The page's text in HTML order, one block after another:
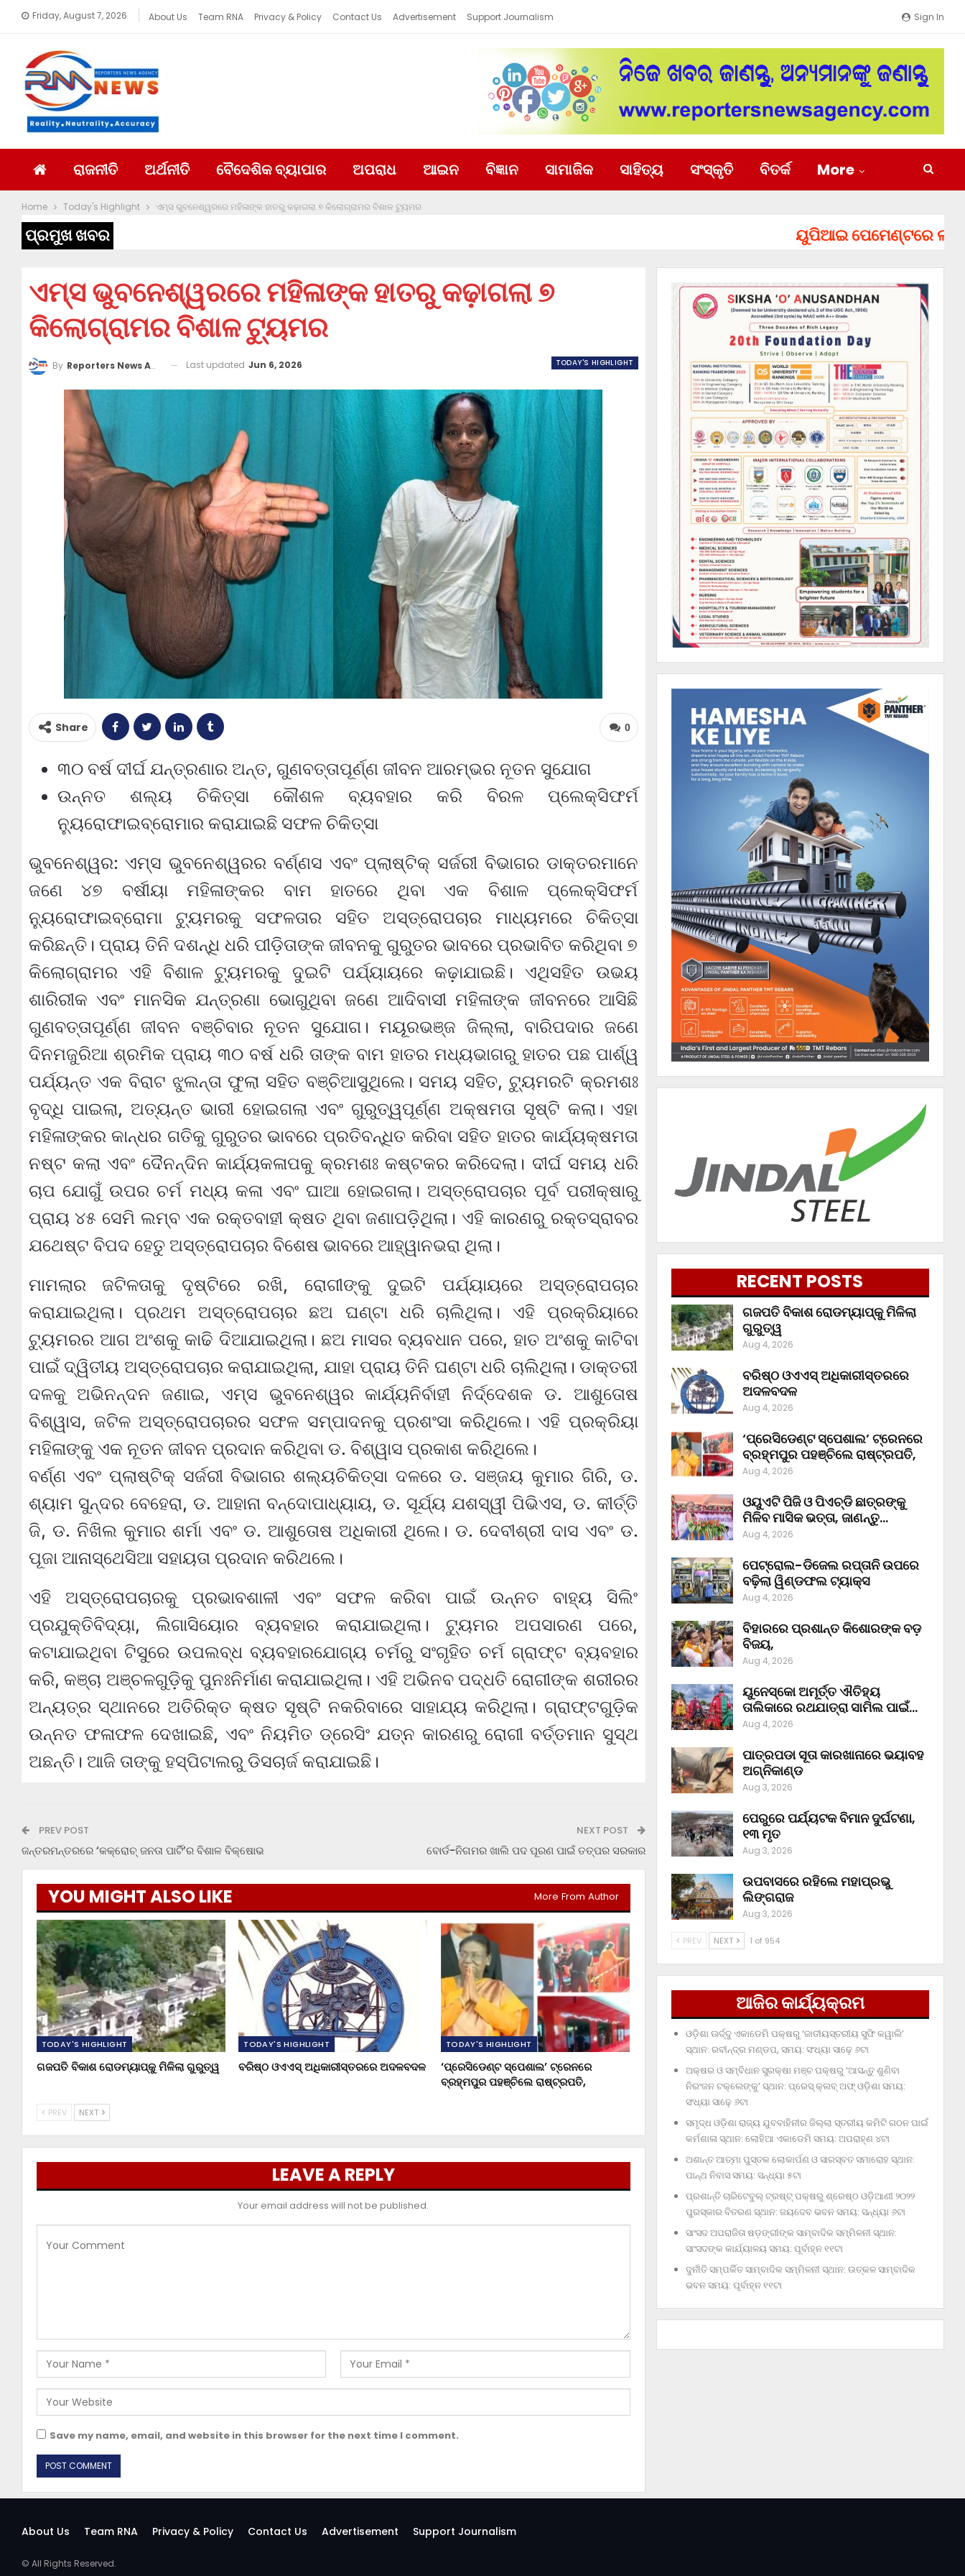
Sign In
Friday, August 7, 2026 About Us Team RNA Privacy & Policy Contact Us Advertisement Support Journalism
ରାଜନୀତି ଅର୍ଥନୀତି ବୈଦେଶିକ ବ୍ୟାପାର ଅପରାଧ ଆଇନ ବିଜ୍ଞାନ ସାମାଜିକ ସାହିତ୍ୟ ସଂସ୍କୃତି ବିତର୍କ More
Home Today's Highlight ଏମ୍ସ ଭୁବନେଶ୍ୱରରେ ମହିଳାଙ୍କ ହାତରୁ କଢ଼ାଗଲା ୭ କିଲୋଗ୍ରାମର ବିଶାଳ ଟ୍ୟୁମର
ପ୍ରମୁଖ ଖବର ୟୁପିଆଇ ପେମେଣ୍ଟରେ ଲାଗିପାରେ
ଏମ୍ସ ଭୁବନେଶ୍ୱରରେ ମହିଳାଙ୍କ ହାତରୁ କଢ଼ାଗଲା ୭
କିଲୋଗ୍ରାମର ବିଶାଳ ଟ୍ୟୁମର
TODAY'S HIGHLIGHT
By Reporters News Agency Last updated Jun 6, 2026
0
Share
୩୦ ବର୍ଷ ଦୀର୍ଘ ଯନ୍ତ୍ରଣାର ଅନ୍ତ, ଗୁଣବତ୍ତାପୂର୍ଣ୍ଣ ଜୀବନ ଆରମ୍ଭର ନୂତନ ସୁଯୋଗ
ଉନ୍ନତ ଶଲ୍ୟ ଚିକିତ୍ସା କୌଶଳ ବ୍ୟବହାର କରି ବିରଳ ପ୍ଲେକ୍ସିଫର୍ମ
ନ୍ୟୁରୋଫାଇବ୍ରୋମାର କରାଯାଇଛି ସଫଳ ଚିକିତ୍ସା
ଭୁବନେଶ୍ୱର: ଏମ୍ସ ଭୁବନେଶ୍ୱରର ବର୍ଣ୍ଣସ ଏବଂ ପ୍ଲାଷ୍ଟିକ୍ ସର୍ଜରୀ ବିଭାଗର ଡାକ୍ତରମାନେ
ଜଣେ ୪୭ ବର୍ଷୀୟା ମହିଳାଙ୍କର ବାମ ହାତରେ ଥିବା ଏକ ବିଶାଳ ପ୍ଲେକ୍ସିଫର୍ମ
ନ୍ୟୁରୋଫାଇବ୍ରୋମା ଟ୍ୟୁମରକୁ ସଫଳତାର ସହିତ ଅସ୍ତ୍ରୋପଚାର ମାଧ୍ୟମରେ ଚିକିତ୍ସା
କରିଛନ୍ତି। ପ୍ରାୟ ତିନି ଦଶନ୍ଧି ଧରି ପୀଡ଼ିତାଙ୍କ ଜୀବନକୁ ଗୁରୁତର ଭାବରେ ପ୍ରଭାବିତ କରିଥିବା ୭
କିଲୋଗ୍ରାମର ଏହି ବିଶାଳ ଟ୍ୟୁମରକୁ ଦୁଇଟି ପର୍ଯ୍ୟାୟରେ କଢ଼ାଯାଇଛି। ଏଥିସହିତ ଉଭୟ
ଶାରିରୀକ ଏବଂ ମାନସିକ ଯନ୍ତ୍ରଣା ଭୋଗୁଥିବା ଜଣେ ଆଦିବାସୀ ମହିଳାଙ୍କ ଜୀବନରେ ଆସିଛି
ଗୁଣବତ୍ତାପୂର୍ଣ୍ଣ ଜୀବନ ବଞ୍ଚିବାର ନୂତନ ସୁଯୋଗ। ମୟୂରଭଞ୍ଜ ଜିଲ୍ଲା, ବାରିପଦାର ଜଣେ
ଦିନମଜୁରିଆ ଶ୍ରମିକ ପ୍ରାୟ ୩୦ ବର୍ଷ ଧରି ତାଙ୍କ ବାମ ହାତର ମଧ୍ୟଭାଗରୁ ହାତର ପଛ ପାର୍ଶ୍ୱ
ପର୍ଯ୍ୟନ୍ତ ଏକ ବିରାଟ ଝୁଲନ୍ତା ଫୁଲା ସହିତ ବଞ୍ଚିଆସୁଥିଲେ। ସମୟ ସହିତ, ଟ୍ୟୁମରଟି କ୍ରମଶଃ
ବୃଦ୍ଧି ପାଇଲା, ଅତ୍ୟନ୍ତ ଭାରୀ ହୋଇଗଲା ଏବଂ ଗୁରୁତ୍ୱପୂର୍ଣ୍ଣ ଅକ୍ଷମତା ସୃଷ୍ଟି କଲା। ଏହା
ମହିଳାଙ୍କର କାନ୍ଧର ଗତିକୁ ଗୁରୁତର ଭାବରେ ପ୍ରତିବନ୍ଧିତ କରିବା ସହିତ ହାତର କାର୍ଯ୍ୟକ୍ଷମତା
ନଷ୍ଟ କଲା ଏବଂ ଦୈନନ୍ଦିନ କାର୍ଯ୍ୟକଳାପକୁ କ୍ରମଶଃ କଷ୍ଟକର କରିଦେଲା। ଦୀର୍ଘ ସମୟ ଧରି
ଚାପ ଯୋଗୁଁ ଉପର ଚର୍ମ ମଧ୍ୟ କଳା ଏବଂ ଘାଆ ହୋଇଗଲା। ଅସ୍ତ୍ରୋପଚାର ପୂର୍ବ ପରୀକ୍ଷାରୁ
ପ୍ରାୟ ୪୫ ସେମି ଲମ୍ବ ଏକ ରକ୍ତବାହୀ କ୍ଷତ ଥିବା ଜଣାପଡ଼ିଥିଲା। ଏହି କାରଣରୁ ରକ୍ତସ୍ରାବର
ଯଥେଷ୍ଟ ବିପଦ ହେତୁ ଅସ୍ତ୍ରୋପଚାର ବିଶେଷ ଭାବରେ ଆହ୍ୱାନଭରା ଥିଲା।
ମାମଲାର ଜଟିଳତାକୁ ଦୃଷ୍ଟିରେ ରଖି, ରୋଗୀଙ୍କୁ ଦୁଇଟି ପର୍ଯ୍ୟାୟରେ ଅସ୍ତ୍ରୋପଚାର
କରାଯାଇଥିଲା। ପ୍ରଥମ ଅସ୍ତ୍ରୋପଚାର ଛଅ ଘଣ୍ଟା ଧରି ଚାଲିଥିଲା। ଏହି ପ୍ରକ୍ରିୟାରେ
ଟ୍ୟୁମରର ଆଗ ଅଂଶକୁ କାଢି ଦିଆଯାଇଥିଲା। ଛଅ ମାସର ବ୍ୟବଧାନ ପରେ, ହାତ ଅଂଶକୁ କାଟିବା
ପାଇଁ ଦ୍ୱିତୀୟ ଅସ୍ତ୍ରୋପଚାର କରାଯାଇଥିଲା, ଯାହା ପ୍ରାୟ ତିନି ଘଣ୍ଟା ଧରି ଚାଲିଥିଲା। ଡାକ୍ତରୀ
ଦଳକୁ ଅଭିନନ୍ଦନ ଜଣାଇ, ଏମ୍ସ ଭୁବନେଶ୍ୱର କାର୍ଯ୍ୟନିର୍ବାହୀ ନିର୍ଦ୍ଦେଶକ ଡ. ଆଶୁତୋଷ
ବିଶ୍ୱାସ, ଜଟିଳ ଅସ୍ତ୍ରୋପଚାରର ସଫଳ ସମ୍ପାଦନକୁ ପ୍ରଶଂସା କରିଥିଲେ। ଏହି ପ୍ରକ୍ରିୟା
ମହିଳାଙ୍କୁ ଏକ ନୂତନ ଜୀବନ ପ୍ରଦାନ କରିଥିବା ଡ. ବିଶ୍ୱାସ ପ୍ରକାଶ କରିଥିଲେ।
ବର୍ଣ୍ଣ ଏବଂ ପ୍ଲାଷ୍ଟିକ୍ ସର୍ଜରୀ ବିଭାଗର ଶଲ୍ୟଚିକିତ୍ସା ଦଳରେ ଡ. ସଞ୍ଜୟ କୁମାର ଗିରି, ଡ.
ଶ୍ୟାମ ସୁନ୍ଦର ବେହେରା, ଡ. ଆହାନା ବନ୍ଦୋପାଧ୍ୟାୟ, ଡ. ସୂର୍ଯ୍ୟ ଯଶସ୍ୱୀ ପିଭିଏସ, ଡ. କୀର୍ତ୍ତି
ଜି, ଡ. ନିଖିଲ କୁମାର ଶର୍ମା ଏବଂ ଡ. ଆଶୁତୋଷ ଅଧିକାରୀ ଥିଲେ। ଡ. ଦେବୀଶ୍ରୀ ଦାସ ଏବଂ ଡ.
ପୂଜା ଆନାସ୍ଥେସିଆ ସହାୟତା ପ୍ରଦାନ କରିଥଲେ।
ଏହି ଅସ୍ତ୍ରୋପଚାରକୁ ପ୍ରଭାବଶାଳୀ ଏବଂ ସଫଳ କରିବା ପାଇଁ ଉନ୍ନତ ବାହ୍ୟ ସିଲିଂ
ପ୍ରଯୁକ୍ତିବିଦ୍ୟା, ଲିଗାସିୟୋର ବ୍ୟବହାର କରାଯାଇଥିଲା। ଟ୍ୟୁମର ଅପସାରଣ ପରେ,
କଟାଯାଇଥିବା ଟିସୁରେ ଉପଲବ୍ଧ ବ୍ୟବହାରଯୋଗ୍ୟ ଚର୍ମରୁ ସଂଗୃହିତ ଚର୍ମ ଗ୍ରାଫ୍ଟ ବ୍ୟବହାର
କରି, କଞ୍ଚା ଅଞ୍ଚଳଗୁଡ଼ିକୁ ପୁନଃନିର୍ମାଣ କରାଯାଇଥିଲା। ଏହି ଅଭିନବ ପଦ୍ଧତି ରୋଗୀଙ୍କ ଶରୀରର
ଅନ୍ୟତ୍ର ସ୍ଥାନରେ ଅତିରିକ୍ତ କ୍ଷତ ସୃଷ୍ଟି ନକରିବାରେ ସାହାଯ୍ୟ କରିଥିଲା। ଗ୍ରାଫ୍ଟଗୁଡ଼ିକ
ଉନ୍ନତ ଫଳାଫଳ ଦେଖାଇଛି, ଏବଂ ନିୟମିତ ଡ୍ରେସିଂ ଯତ୍ନ କାରଣରୁ ରୋଗୀ ବର୍ତ୍ତମାନ ସୁସ୍ଥ
ଅଛନ୍ତି। ଆଜି ତାଙ୍କୁ ହସ୍ପିଟାଲରୁ ଡିସଚାର୍ଜ କରାଯାଇଛି।
PREV POST
ଜନ୍ତରମନ୍ତରରେ ‘କକ୍ରୋଚ୍ ଜନତା ପାର୍ଟି’ର ବିଶାଳ ବିକ୍ଷୋଭ
NEXT POST
ବୋର୍ଡ-ନିଗମର ଖାଲି ପଦ ପୂରଣ ପାଇଁ ତତ୍ପର ସରକାର
YOU MIGHT ALSO LIKE More From Author
TODAY'S HIGHLIGHT
ଗଜପତି ବିକାଶ ରୋଡମ୍ୟାପ୍‌କୁ ମିଳିଲା ଗୁରୁତ୍ୱ
TODAY'S HIGHLIGHT
ବରିଷ୍ଠ ଓଏଏସ୍‌ ଅଧିକାରୀସ୍ତରରେ ଅଦଳବଦଳ
TODAY'S HIGHLIGHT
‘ପ୍ରେସିଡେଣ୍ଟ ସ୍ପେଶାଲ’ ଟ୍ରେନରେ
ବ୍ରହ୍ମପୁର ପହଞ୍ଚିଲେ ରାଷ୍ଟ୍ରପତି,
PREV NEXT
LEAVE A REPLY
Your email address will not be published.
Save my name, email, and website in this browser for the next time I comment.
RECENT POSTS
ଗଜପତି ବିକାଶ ରୋଡମ୍ୟାପ୍‌କୁ ମିଳିଲା
ଗୁରୁତ୍ୱ
Aug 4, 2026
ବରିଷ୍ଠ ଓଏଏସ୍‌ ଅଧିକାରୀସ୍ତରରେ
ଅଦଳବଦଳ
Aug 4, 2026
‘ପ୍ରେସିଡେଣ୍ଟ ସ୍ପେଶାଲ’ ଟ୍ରେନରେ
ବ୍ରହ୍ମପୁର ପହଞ୍ଚିଲେ ରାଷ୍ଟ୍ରପତି,
Aug 4, 2026
ଓୟୁଏଟି ପିଜି ଓ ପିଏଚ୍‌ଡି ଛାତ୍ରଙ୍କୁ
ମିଳିବ ମାସିକ ଭତ୍ତା, ଜାଣନ୍ତୁ…
Aug 4, 2026
ପେଟ୍ରୋଲ-ଡିଜେଲ ରପ୍ତାନି ଉପରେ
ବଢ଼ିଲା ୱିଣ୍ଡଫଲ ଟ୍ୟାକ୍ସ
Aug 4, 2026
ବିହାରରେ ପ୍ରଶାନ୍ତ କିଶୋରଙ୍କ ବଡ଼
ବିଜୟ,
Aug 4, 2026
ୟୁନେସ୍କୋ ଅମୂର୍ତ୍ତ ଐତିହ୍ୟ
ତାଲିକାରେ ରଥଯାତ୍ରା ସାମିଲ ପାଇଁ…
Aug 4, 2026
ପାତ୍ରପଡା ସୂତା କାରଖାନାରେ ଭୟାବହ
ଅଗ୍ନିକାଣ୍ଡ
Aug 3, 2026
ପେରୁରେ ପର୍ଯ୍ୟଟକ ବିମାନ ଦୁର୍ଘଟଣା,
୧୩ ମୃତ
Aug 3, 2026
ଉପବାସରେ ରହିଲେ ମହାପ୍ରଭୁ
ଲିଙ୍ଗରାଜ
Aug 3, 2026
PREV NEXT 1 of 954
ଆଜିର କାର୍ଯ୍ୟକ୍ରମ
ଓଡ଼ିଶା ଊର୍ଦ୍ଦୁ ଏକାଡେମି ପକ୍ଷରୁ ‘ଜାତୀୟସ୍ତରୀୟ ସୁଫି କୱାଲି’
ସ୍ଥାନ: ରବୀନ୍ଦ୍ର ମଣ୍ଡପ, ସମୟ: ସଂଧ୍ୟା ସାଢ଼େ ୬ଟା
ଅକ୍ଷର ଓ ସମ୍ବିଧାନ ସୁରକ୍ଷା ମଞ୍ଚ ପକ୍ଷରୁ ‘ଆସନ୍ତୁ ଶୁଣିବା
ନିରଂଜନ ଟକ୍‌ଲେଙ୍କୁ’ ସ୍ଥାନ: ପ୍ରେସ୍‌ କ୍ଲବ୍‌ ଅଫ୍‌ ଓଡ଼ିଶା ସମୟ:
ସଂଧ୍ୟା ସାଢ଼େ ୬ଟା
ସମୃଦ୍ଧ ଓଡ଼ିଶା ରାଜ୍ୟ ଯୁବବାହିନୀର ଜିଲ୍ଲା ସ୍ତରୀୟ କମିଟି ଗଠନ ପାଇଁ
କର୍ମଶାଳା ସ୍ଥାନ: ଲୋହିଆ ଏକାଡେମି ସମୟ: ଅପରାହ୍‌ଣ ୪ଟା
ଅଶାନ୍ତ ଆତ୍ମା ପୁସ୍ତକ ଲୋକାର୍ପଣ ଓ ସାରସ୍ବତ ସମାରୋହ ସ୍ଥାନ:
ପାନ୍ଥ ନିବାସ ସମୟ: ସନ୍ଧ୍ୟା ୫ଟା
ପ୍ରଶାନ୍ତି ଚାରିଟେବୁଲ୍‌ ଟ୍ରଷ୍ଟ୍‌ ପକ୍ଷରୁ ଶ୍ରେଷ୍ଠ ଓଡ଼ିଆଣୀ ୨୦୨୨
ପୁରସ୍କାର ବିତରଣ ସ୍ଥାନ: ଜୟଦେବ ଭବନ ସମୟ: ସନ୍ଧ୍ୟା ୬ଟା
ସାଂସଦ ଅପରାଜିତା ଷଡ଼ଙ୍ଗୀଙ୍କ ସାମ୍ବାଦିକ ସମ୍ମିଳନୀ ସ୍ଥାନ:
ସାଂସଦଙ୍କ କାର୍ଯ୍ୟାଳୟ ସମୟ: ପୂର୍ବାହ୍ନ ୧୧ଟା
ଦୁର୍ନୀତି ସମ୍ପର୍କିତ ସାମ୍ବାଦିକ ସମ୍ମିଳନୀ ସ୍ଥାନ: ଉତ୍କଳ ସାମ୍ବାଦିକ
ଭବନ ସମୟ: ପୂର୍ବାହ୍ନ ୧୧ଟା
About Us Team RNA Privacy & Policy Contact Us Advertisement Support Journalism
© All Rights Reserved.